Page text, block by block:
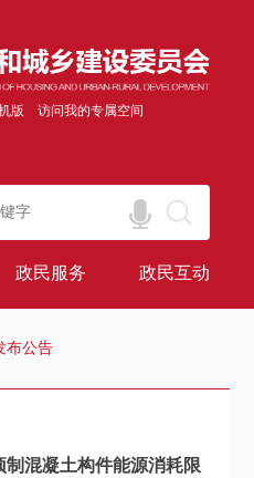
版 访问我的专属空间
政民服务 政民互动
布公告
混凝土构件能源消耗限